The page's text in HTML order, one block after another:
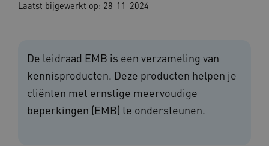
Laatst bijgewerkt op: 28-11-2024
De leidraad EMB is een verzameling van
kennisproducten. Deze producten helpen je
cliënten met ernstige meervoudige
beperkingen (EMB) te ondersteunen.